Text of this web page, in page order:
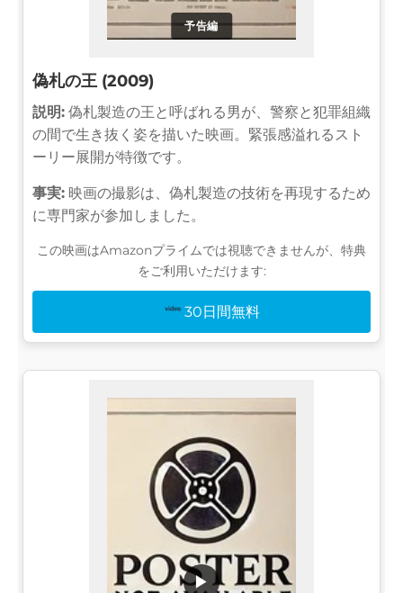
予告編
偽札の王 (2009)
説明: 偽札製造の王と呼ばれる男が、警察と犯罪組織
の間で生き抜く姿を描いた映画。緊張感溢れるスト
ーリー展開が特徴です。
事実: 映画の撮影は、偽札製造の技術を再現するため
に専門家が参加しました。
この映画はAmazonプライムでは視聴できませんが、特典
をご利用いただけます:
30日間無料
▶